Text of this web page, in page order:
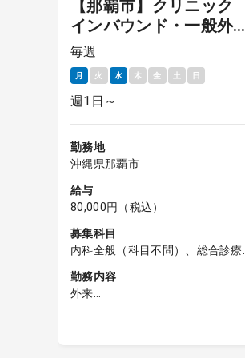
【那覇市】クリニック
インバウンド・一般外
来 語学力不問（看護師
または医療通訳者のサポ
ートあり）
毎週
月 火 水 木 金 土 日
週1日～
勤務地
沖縄県那覇市
給与
80,000円（税込）
募集科目
内科全般（科目不問）、総合診療
急科
勤務内容
外来